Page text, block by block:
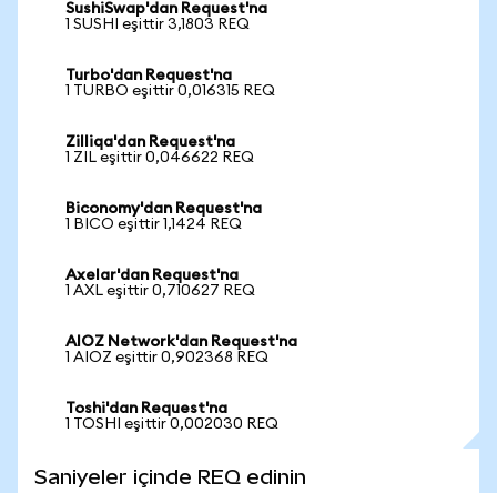
SushiSwap'dan Request'na
1 SUSHI eşittir 3,1803 REQ
Turbo'dan Request'na
1 TURBO eşittir 0,016315 REQ
Zilliqa'dan Request'na
1 ZIL eşittir 0,046622 REQ
Biconomy'dan Request'na
1 BICO eşittir 1,1424 REQ
Axelar'dan Request'na
1 AXL eşittir 0,710627 REQ
AIOZ Network'dan Request'na
1 AIOZ eşittir 0,902368 REQ
Toshi'dan Request'na
1 TOSHI eşittir 0,002030 REQ
Saniyeler içinde REQ edinin